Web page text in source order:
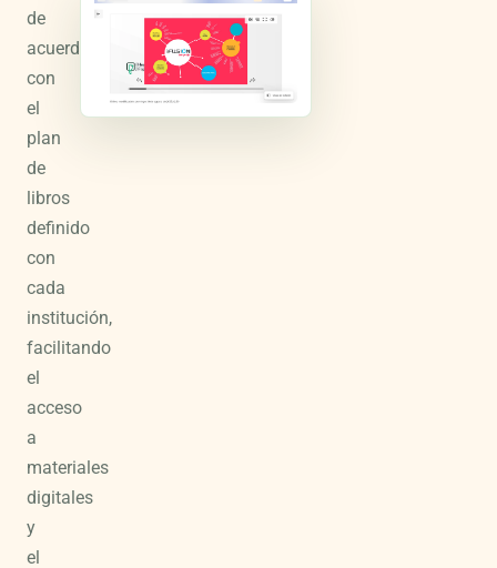
de
acuerdo
con
el
plan
de
libros
definido
con
cada
institución,
facilitando
el
acceso
a
materiales
digitales
y
el